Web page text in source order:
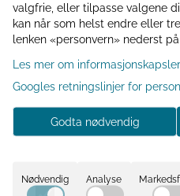
◾️ Eksklusive tilbud til
◾️ Samle bonuspoeng
Er du medlem? Du er ikke
Informasjon
valgfrie, eller tilpasse valgene
kan når som helst endre eller
lenken «personvern» nederst
Les mer om informasjonskapsler
Googles retningslinjer for
Godta nødvendig
Nødvendig Analyse